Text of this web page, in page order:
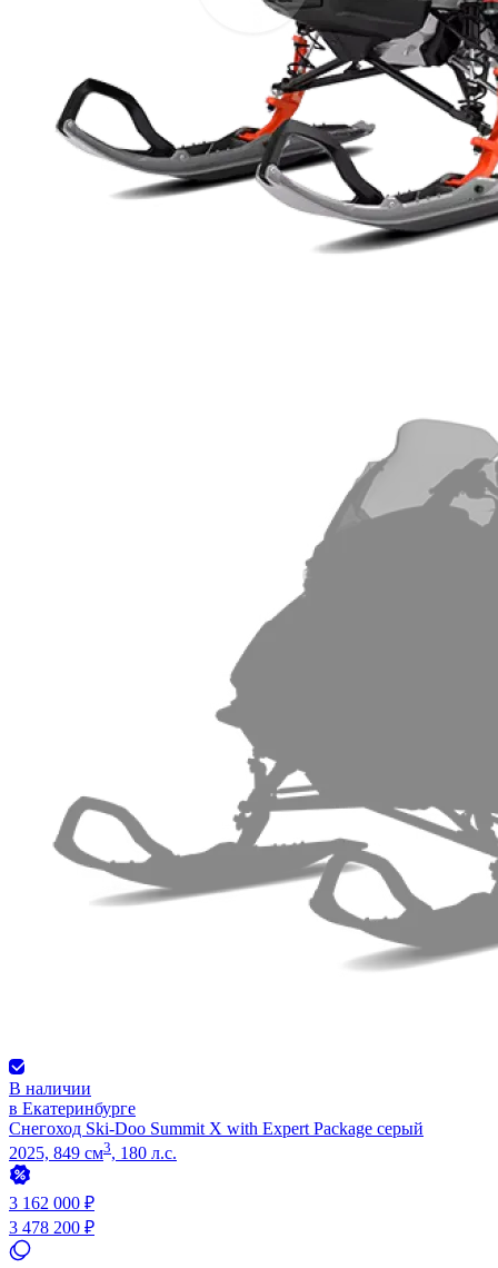
В наличии
в Екатеринбурге
Снегоход Ski-Doo Summit X with Expert Package серый
2025, 849 см3, 180 л.с.
3 162 000 ₽
3 478 200 ₽